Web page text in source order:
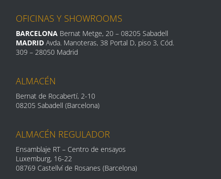
OFICINAS Y SHOWROOMS
BARCELONA Bernat Metge, 20– 08205 Sabadell
MADRID Avda. Manoteras, 38 Portal D, piso 3, Cód.
309 –28050 Madrid
ALMACÉN
Bernat de Rocabertí, 2-10
08205 Sabadell (Barcelona)
ALMACÉN REGULADOR
Ensamblaje RT – Centro de ensayos
Luxemburg, 16-22
08769 Castellví de Rosanes (Barcelona)